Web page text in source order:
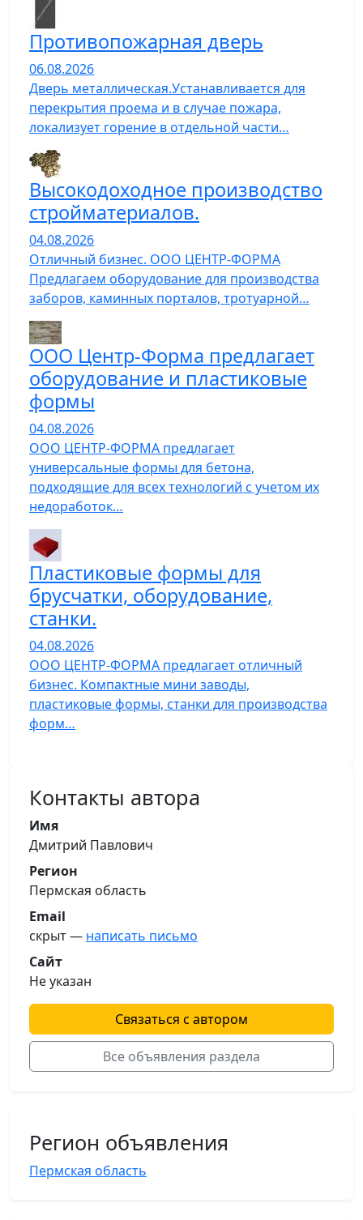
Противопожарная дверь
06.08.2026
Дверь металлическая.Устанавливается для
перекрытия проема и в случае пожара,
локализует горение в отдельной части…
Высокодоходное производство
стройматериалов.
04.08.2026
Отличный бизнес. ООО ЦЕНТР-ФОРМА
Предлагаем оборудование для производства
заборов, каминных порталов, тротуарной…
ООО Центр-Форма предлагает
оборудование и пластиковые
формы
04.08.2026
ООО ЦЕНТР-ФОРМА предлагает
универсальные формы для бетона,
подходящие для всех технологий с учетом их
недоработок…
Пластиковые формы для
брусчатки, оборудование,
станки.
04.08.2026
ООО ЦЕНТР-ФОРМА предлагает отличный
бизнес. Компактные мини заводы,
пластиковые формы, станки для производства
форм…
Контакты автора
Имя
Дмитрий Павлович
Регион
Пермская область
Email
скрыт — написать письмо
Сайт
Не указан
Связаться с автором
Все объявления раздела
Регион объявления
Пермская область